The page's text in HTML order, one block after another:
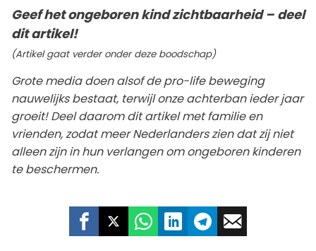
Geef het ongeboren kind zichtbaarheid – deel
dit artikel!
(Artikel gaat verder onder deze boodschap)
Grote media doen alsof de pro-life beweging
nauwelijks bestaat, terwijl onze achterban ieder jaar
groeit! Deel daarom dit artikel met familie en
vrienden, zodat meer Nederlanders zien dat zij niet
alleen zijn in hun verlangen om ongeboren kinderen
te beschermen.